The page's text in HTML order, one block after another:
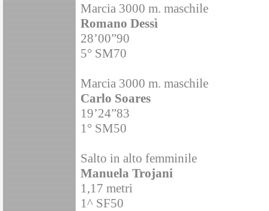
Marcia 3000 m. maschile
Romano Dessì
28’00”90
5° SM70
Marcia 3000 m. maschile
Carlo Soares
19’24”83
1° SM50
Salto in alto femminile
Manuela Trojani
1,17 metri
1^ SF50